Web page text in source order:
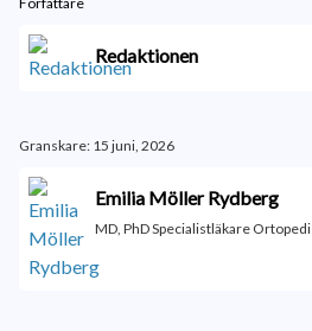
Redaktionen
Granskare: 15 juni, 2026
Emilia Möller Rydberg
MD, PhD Specialistläkare Ortopedi